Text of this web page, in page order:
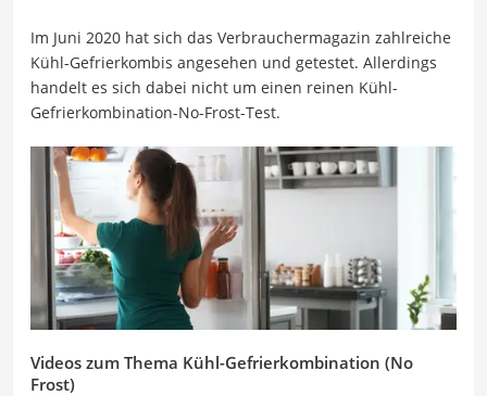
Im Juni 2020 hat sich das Verbrauchermagazin zahlreiche
Kühl-Gefrierkombis angesehen und getestet. Allerdings
handelt es sich dabei nicht um einen reinen Kühl-
Gefrierkombination-No-Frost-Test.
Videos zum Thema Kühl-Gefrierkombination (No
Frost)